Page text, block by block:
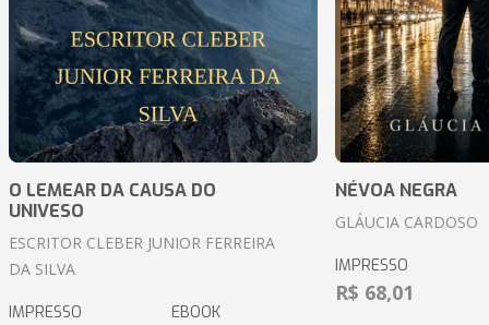
O LEMEAR DA CAUSA DO
UNIVESO
ESCRITOR CLEBER JUNIOR FERREIRA
DA SILVA
IMPRESSO EBOOK
NÉVOA NEGRA
GLÁUCIA CARDOSO
IMPRESSO
R$ 68,01